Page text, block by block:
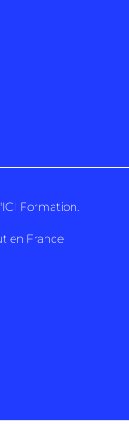
ICI Formation.
en France